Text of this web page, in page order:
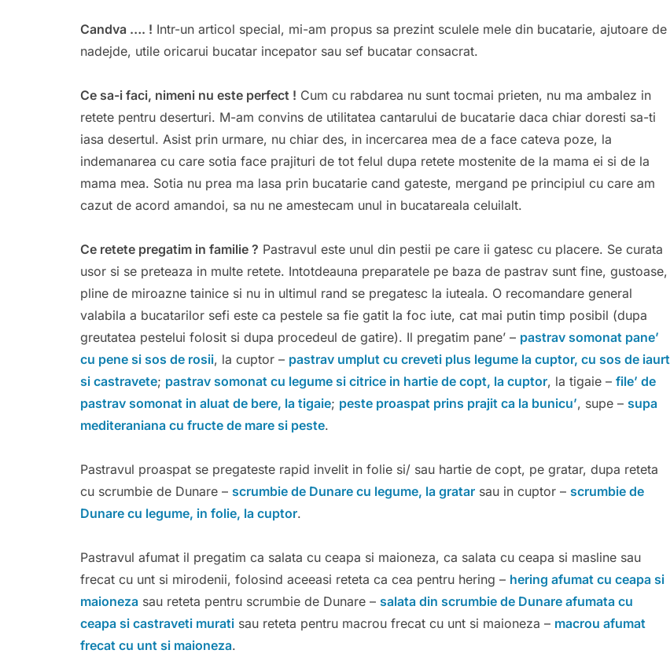
Candva …. ! Intr-un articol special, mi-am propus sa prezint sculele mele din bucatarie, ajutoare de
nadejde, utile oricarui bucatar incepator sau sef bucatar consacrat.
Ce sa-i faci, nimeni nu este perfect ! Cum cu rabdarea nu sunt tocmai prieten, nu ma ambalez in
retete pentru deserturi. M-am convins de utilitatea cantarului de bucatarie daca chiar doresti sa-ti
iasa desertul. Asist prin urmare, nu chiar des, in incercarea mea de a face cateva poze, la
indemanarea cu care sotia face prajituri de tot felul dupa retete mostenite de la mama ei si de la
mama mea. Sotia nu prea ma lasa prin bucatarie cand gateste, mergand pe principiul cu care am
cazut de acord amandoi, sa nu ne amestecam unul in bucatareala celuilalt.
Ce retete pregatim in familie ? Pastravul este unul din pestii pe care ii gatesc cu placere. Se curata
usor si se preteaza in multe retete. Intotdeauna preparatele pe baza de pastrav sunt fine, gustoase,
pline de miroazne tainice si nu in ultimul rand se pregatesc la iuteala. O recomandare general
valabila a bucatarilor sefi este ca pestele sa fie gatit la foc iute, cat mai putin timp posibil (dupa
greutatea pestelui folosit si dupa procedeul de gatire). Il pregatim pane’ – pastrav somonat pane’
cu pene si sos de rosii, la cuptor – pastrav umplut cu creveti plus legume la cuptor, cu sos de iaurt
si castravete; pastrav somonat cu legume si citrice in hartie de copt, la cuptor, la tigaie – file’ de
pastrav somonat in aluat de bere, la tigaie; peste proaspat prins prajit ca la bunicu’, supe – supa
mediteraniana cu fructe de mare si peste.
Pastravul proaspat se pregateste rapid invelit in folie si/ sau hartie de copt, pe gratar, dupa reteta
cu scrumbie de Dunare – scrumbie de Dunare cu legume, la gratar sau in cuptor – scrumbie de
Dunare cu legume, in folie, la cuptor.
Pastravul afumat il pregatim ca salata cu ceapa si maioneza, ca salata cu ceapa si masline sau
frecat cu unt si mirodenii, folosind aceeasi reteta ca cea pentru hering – hering afumat cu ceapa si
maioneza sau reteta pentru scrumbie de Dunare – salata din scrumbie de Dunare afumata cu
ceapa si castraveti murati sau reteta pentru macrou frecat cu unt si maioneza – macrou afumat
frecat cu unt si maioneza.